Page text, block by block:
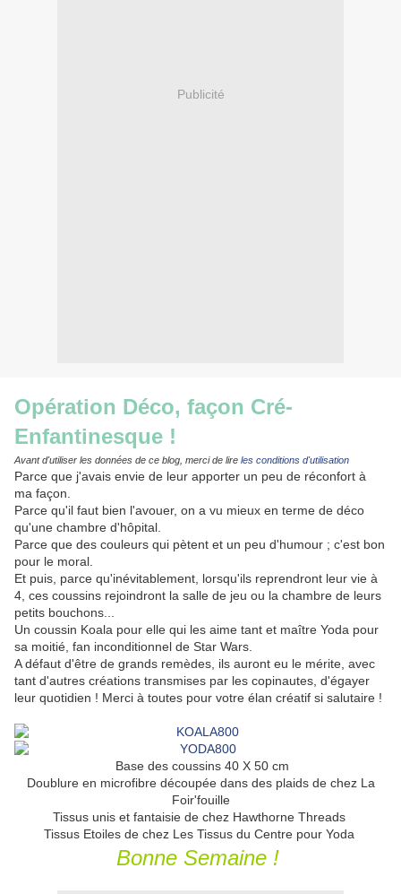
Publicité
Opération Déco, façon Cré-
Enfantinesque !
Avant d'utiliser les données de ce blog, merci de lire les conditions d'utilisation
Parce que j'avais envie de leur apporter un peu de réconfort à
ma façon.
Parce qu'il faut bien l'avouer, on a vu mieux en terme de déco
qu'une chambre d'hôpital.
Parce que des couleurs qui pètent et un peu d'humour ; c'est bon
pour le moral.
Et puis, parce qu'inévitablement, lorsqu'ils reprendront leur vie à
4, ces coussins rejoindront la salle de jeu ou la chambre de leurs
petits bouchons...
Un coussin Koala pour elle qui les aime tant et maître Yoda pour
sa moitié, fan inconditionnel de Star Wars.
A défaut d'être de grands remèdes, ils auront eu le mérite, avec
tant d'autres créations transmises par les copinautes, d'égayer
leur quotidien ! Merci à toutes pour votre élan créatif si salutaire !
Base des coussins 40 X 50 cm
Doublure en microfibre découpée dans des plaids de chez La
Foir'fouille
Tissus unis et fantaisie de chez Hawthorne Threads
Tissus Etoiles de chez Les Tissus du Centre pour Yoda
Bonne Semaine !